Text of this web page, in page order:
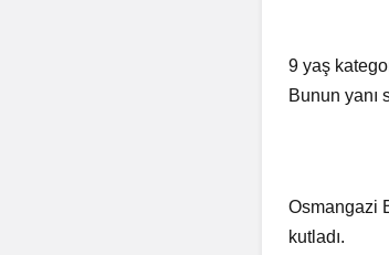
9 yaş
Bunun yanı
Osmangazi
kutladı.